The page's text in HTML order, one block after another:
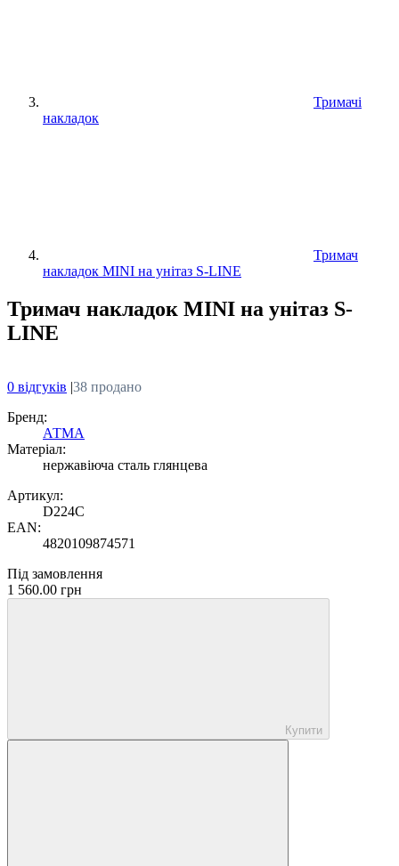
Тримачі
накладок
Тримач
накладок MINI на унітаз S-LINE
Тримач накладок MINI на унітаз S-
LINE
0 відгуків |38 продано
Бренд:
АТМА
Матеріал:
нержавіюча сталь глянцева
Артикул:
D224C
EAN:
4820109874571
Під замовлення
1 560.00 грн
Купити